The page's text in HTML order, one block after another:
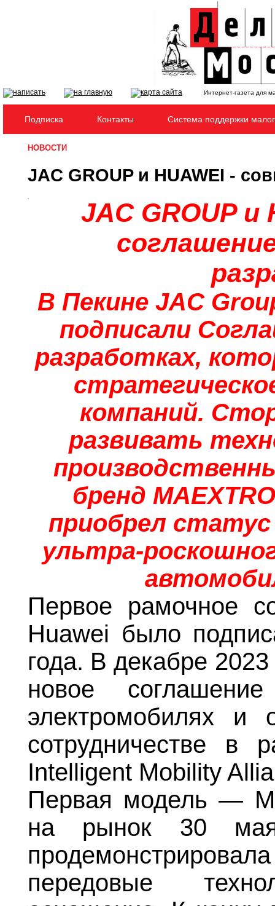
Интернет-газета для
Подписка Контакты Система поддержки
НОВОСТИ
JAC GROUP и HUAWEI -
JAC GROUP и
В Пекине JAC
подписали
разработках,
компаний.
развивать
бренд MAEXTRO
приобрел
ультра-
Первое рамочное
Huawei было
года. В декабре
новое
электромобилях и
сотрудничестве в
Intelligent Mobility
Первая модель —
на рынок 30
передовые